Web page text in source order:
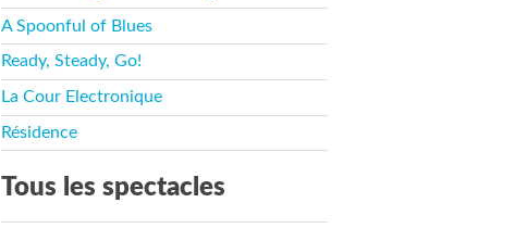
A Spoonful of Blues
Ready, Steady, Go!
La Cour Electronique
Résidence
Tous les spectacles